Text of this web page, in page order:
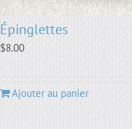
Épinglettes
$8.00
Ajouter au panier